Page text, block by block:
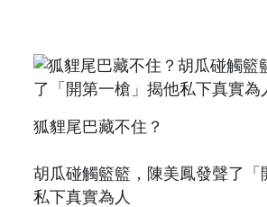
狐貍尾巴藏不住？
胡瓜碰觸籃籃，陳美鳳發聲了「
私下真實為人